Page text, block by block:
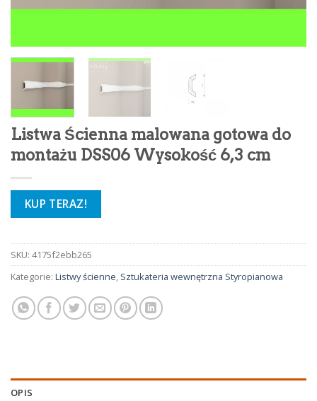
Listwa Ścienna malowana gotowa do
montażu DSS06 Wysokość 6,3 cm
KUP TERAZ!
SKU: 4175f2ebb265
Kategorie: Listwy ścienne, Sztukateria wewnętrzna Styropianowa
OPIS